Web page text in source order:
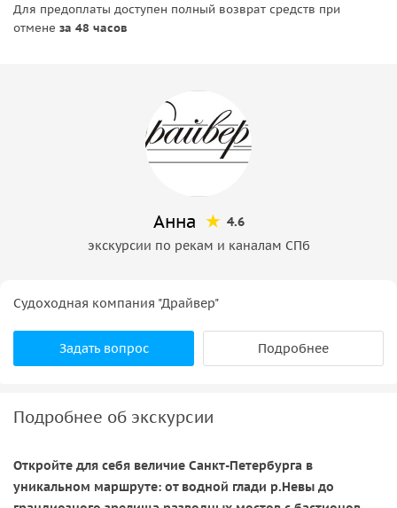
Для предоплаты доступен полный возврат средств при
отмене за 48 часов
Анна
4.6
экскурсии по рекам и каналам СПб
Судоходная компания "Драйвер"
Задать вопрос Подробнее
Подробнее об экскурсии
Откройте для себя величие Санкт-Петербурга в
уникальном маршруте: от водной глади р.Невы до